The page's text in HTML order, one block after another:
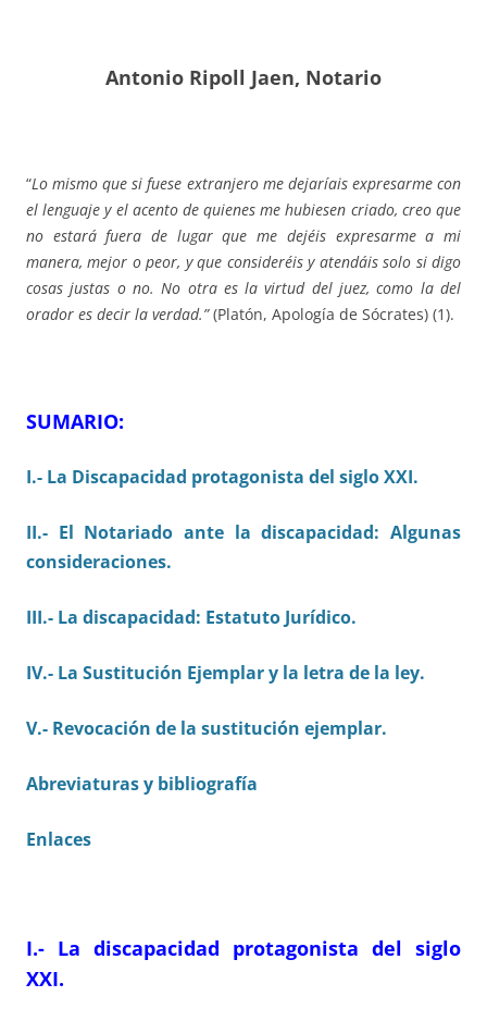
Antonio Ripoll Jaen, Notario
“Lo mismo que si fuese extranjero me dejaríais expresarme con
el lenguaje y el acento de quienes me hubiesen criado, creo que
no estará fuera de lugar que me dejéis expresarme a mi
manera, mejor o peor, y que consideréis y atendáis solo si digo
cosas justas o no. No otra es la virtud del juez, como la del
orador es decir la verdad.”(Platón, Apología de Sócrates) (1).
SUMARIO:
I.- La Discapacidad protagonista del siglo XXI.
II.- El Notariado ante la discapacidad: Algunas
consideraciones.
III.- La discapacidad: Estatuto Jurídico.
IV.- La Sustitución Ejemplar y la letra de la ley.
V.- Revocación de la sustitución ejemplar.
Abreviaturas y bibliografía
Enlaces
I.- La discapacidad protagonista del siglo
XXI.